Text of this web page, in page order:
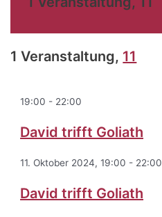
1 Veranstaltung, 11
19:00 - 22:00
David trifft Goliath
11. Oktober 2024, 19:00 - 22:00
David trifft Goliath